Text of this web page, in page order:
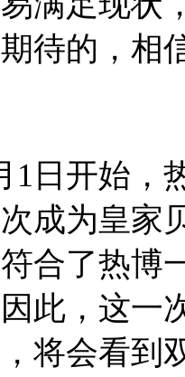
待的，相
1日开始
成为皇家
合了热博
此，这一
将会看到